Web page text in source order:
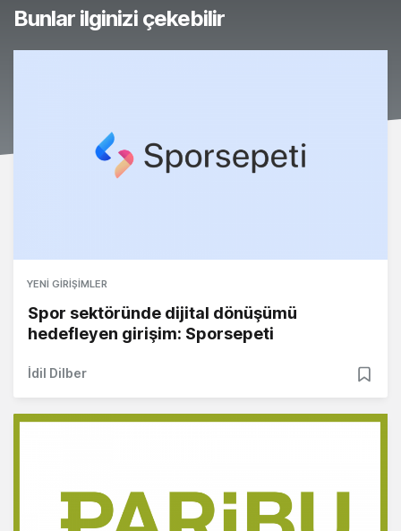
Bunlar ilginizi çekebilir
YENI GIRIŞIMLER
Spor sektöründe dijital dönüşümü
hedefleyen girişim: Sporsepeti
İdil Dilber